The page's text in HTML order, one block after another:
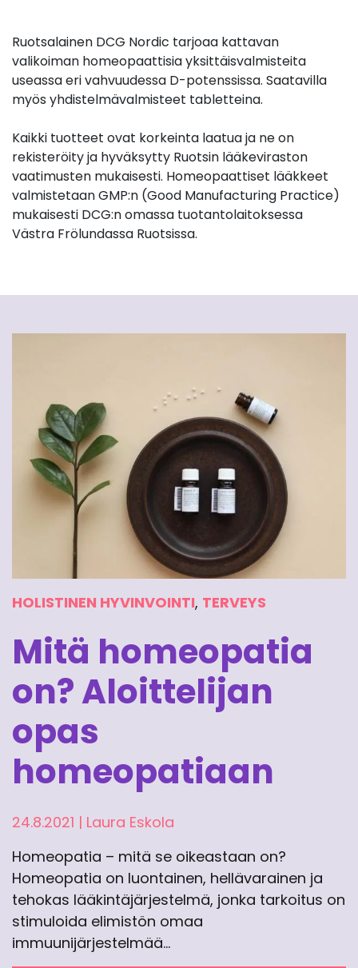
Ruotsalainen DCG Nordic tarjoaa kattavan
valikoiman homeopaattisia yksittäisvalmisteita
useassa eri vahvuudessa D-potenssissa. Saatavilla
myös yhdistelmävalmisteet tabletteina.
Kaikki tuotteet ovat korkeinta laatua ja ne on
rekisteröity ja hyväksytty Ruotsin lääkeviraston
vaatimusten mukaisesti. Homeopaattiset lääkkeet
valmistetaan GMP:n (Good Manufacturing Practice)
mukaisesti DCG:n omassa tuotantolaitoksessa
Västra Frölundassa Ruotsissa.
HOLISTINEN HYVINVOINTI, TERVEYS
Mitä homeopatia
on? Aloittelijan
opas
homeopatiaan
24.8.2021 | Laura Eskola
Homeopatia – mitä se oikeastaan on?
Homeopatia on luontainen, hellävarainen ja
tehokas lääkintäjärjestelmä, jonka tarkoitus on
stimuloida elimistön omaa
immuunijärjestelmää…